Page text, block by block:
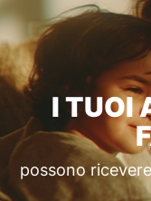
I TUOI
possono